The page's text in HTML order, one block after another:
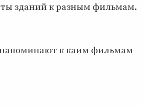
зданий к разным фильмам.
к каим фильмам